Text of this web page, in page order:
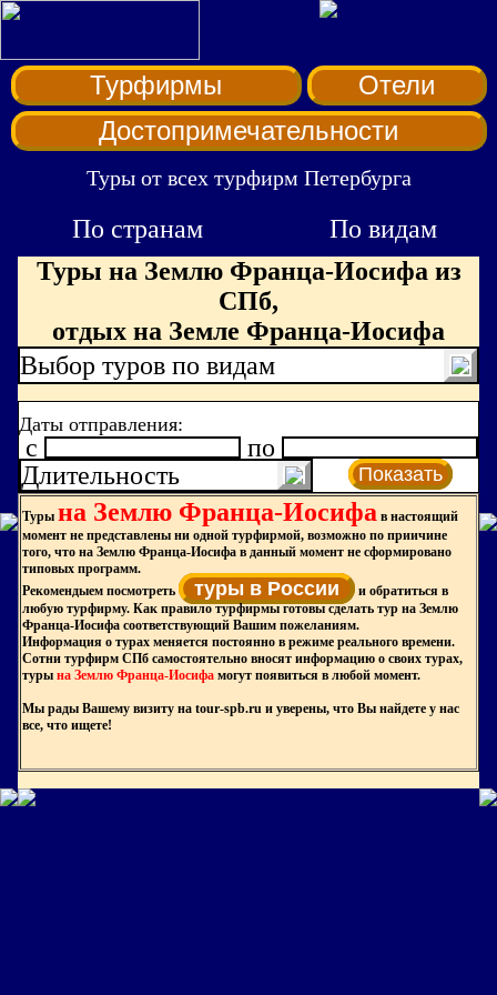
Турфирмы
Отели
Достопримечательности
Туры от всех турфирм Петербурга
По странам
По видам
Туры на Землю Франца-Иосифа из
СПб,
отдых на Земле Франца-Иосифа
Выбор туров по видам
Даты отправления:
c
по
Длительность
Показать
Туры на Землю Франца-Иосифа в настоящий
момент не представлены ни одной турфирмой, возможно по приичине
того, что на Землю Франца-Иосифа в данный момент не сформировано
типовых программ.
Рекомендыем посмотреть туры в России и обратиться в
любую турфирму. Как правило турфирмы готовы сделать тур на Землю
Франца-Иосифа соответствующий Вашим пожеланиям.
Информация о турах меняется постоянно в режиме реального времени.
Сотни турфирм СПб самостоятельно вносят информацию о своих турах,
туры на Землю Франца-Иосифа могут появиться в любой момент.
Мы рады Вашему визиту на tour-spb.ru и уверены, что Вы найдете у нас
все, что ищете!